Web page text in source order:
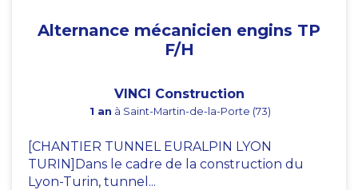
Alternance mécanicien engins TP
F/H
VINCI Construction
1 an à Saint-Martin-de-la-Porte (73)
[CHANTIER TUNNEL EURALPIN LYON
TURIN]Dans le cadre de la construction du
Lyon-Turin, tunnel...